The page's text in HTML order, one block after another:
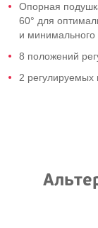
Опорная
60° для
и минимального
8 положений
2 регулируемых